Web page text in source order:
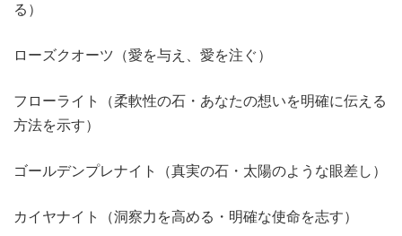
る）
ローズクオーツ（愛を与え、愛を注ぐ）
フローライト（柔軟性の石・あなたの想いを明確に伝える
方法を示す）
ゴールデンプレナイト（真実の石・太陽のような眼差し）
カイヤナイト（洞察力を高める・明確な使命を志す）